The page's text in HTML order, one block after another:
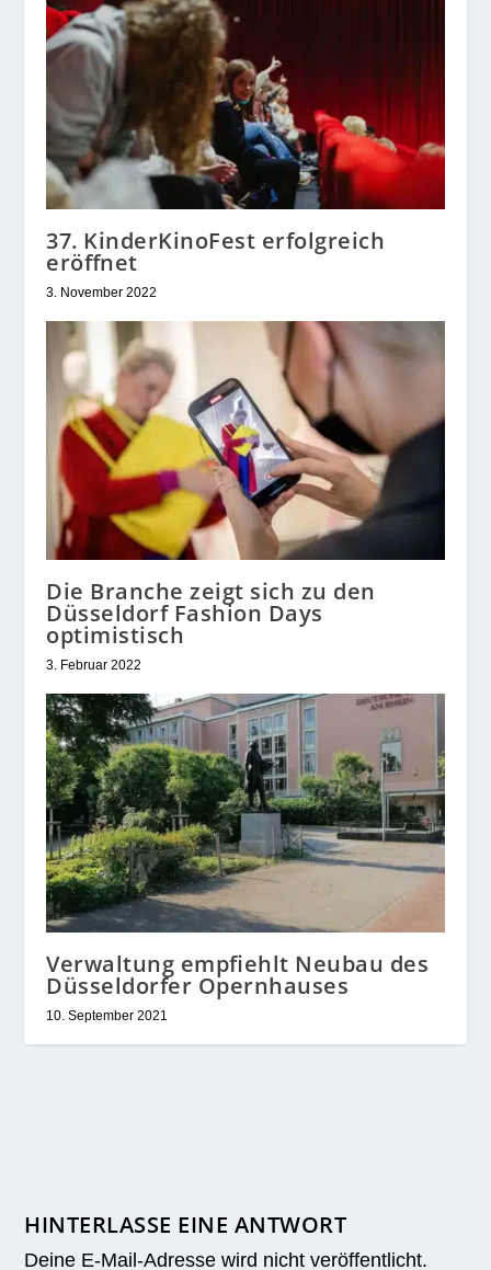
37. KinderKinoFest erfolgreich
eröffnet
3. November 2022
Die Branche zeigt sich zu den
Düsseldorf Fashion Days
optimistisch
3. Februar 2022
Verwaltung empfiehlt Neubau des
Düsseldorfer Opernhauses
10. September 2021
HINTERLASSE EINE ANTWORT
Deine E-Mail-Adresse wird nicht veröffentlicht.